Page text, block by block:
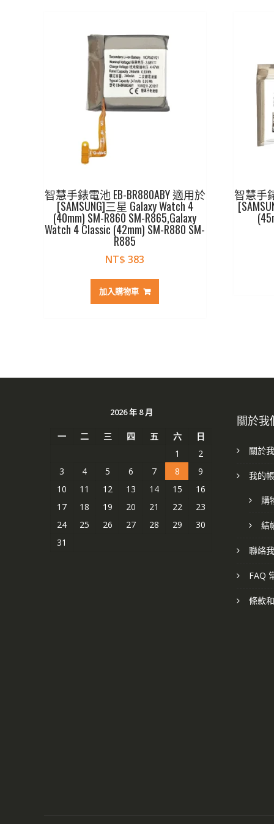
智慧手錶電池 EB-BR880ABY 適用於
[SAMSUNG]三星 Galaxy Watch 4
(40mm) SM-R860 SM-R865,Galaxy
Watch 4 Classic (42mm) SM-R880 SM-
R885
NT$ 383
加入購物車
智慧手
2026 年 8 月
一 二 三 四 五 六
日
1
2
3
4 5 6 7 8
9
10
11 12 13 14 15
16
17
18 19 20 21 22
23
24
25 26 27 28 29
30
31
關於我
關於
我的
購
結
聯絡
FAQ
條款